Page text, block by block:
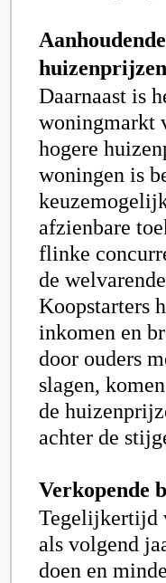
Daarnaast is
woningmarkt
hogere
woningen is
afzienbare
flinke
de
Koopstarters
inkomen en
door ouders
slagen,
de
achter de
Verkopende
Tegelijkertijd
als volgend
doen en